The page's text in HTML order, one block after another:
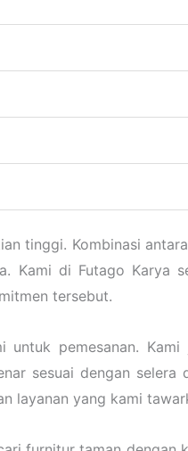
tinggi. Kombinasi
Kami di Futago Karya
tersebut.
pemesanan. Kami
sesuai dengan selera
layanan yang kami